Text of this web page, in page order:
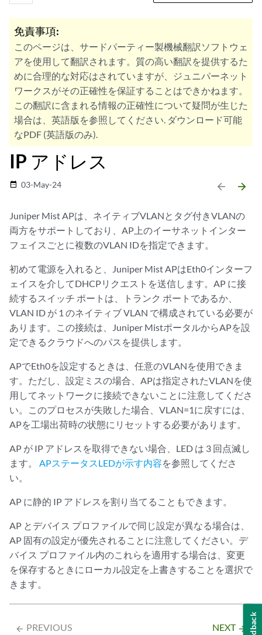
免責事項:
このページは、サードパーティー製機械翻訳ソフトウェ
アを使用して翻訳されます。質の高い翻訳を提供するた
めに合理的な対応はされていますが、ジュニパーネット
ワークスがその正確性を保証することはできかねます。
この翻訳に含まれる情報の正確性について疑問が生じた
場合は、英語版を参照してください. ダウンロード可能
なPDF (英語版のみ).
IP アドレス
date_range 03-May-24 arrow_backward arrow_forward
Juniper Mist APは、ネイティブVLANとタグ付きVLANの
両方をサポートしており、AP上のイーサネットインター
フェイスごとに複数のVLAN IDを指定できます。
初めて電源を入れると、Juniper Mist APはEth0インターフ
ェイスを介してDHCPリクエストを送信します。AP に接
続するスイッチ ポートは、トランク ポートであるか、
VLAN ID が 1 のネイティブ VLAN で構成されている必要が
あります。この接続は、Juniper MistポータルからAPを設
定できるクラウドへのパスを提供します。
APでEth0を設定するときは、任意のVLANを使用できま
す。ただし、設定ミスの場合、APは指定されたVLANを使
用してネットワークに接続できないことに注意してくださ
い。このプロセスが失敗した場合、VLAN=1に戻すには、
APを工場出荷時の状態にリセットする必要があります。
AP が IP アドレスを取得できない場合、LED は 3 回点滅し
ます。 APステータスLEDが示す内容を参照してくださ
い。
AP に静的 IP アドレスを割り当てることもできます。
AP とデバイス プロファイルで同じ設定が異なる場合は、
AP 固有の設定が優先されることに注意してください。デ
バイス プロファイル内のこれらを適用する場合は、変更
を保存するときにローカル設定を上書きすることを選択で
きます。
arrow_backward PREVIOUS NEXT arrow_forward